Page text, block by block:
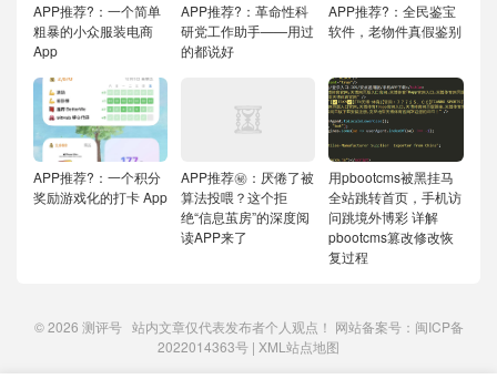
APP推荐?：一个简单
粗暴的小众服装电商
App
APP推荐?：革命性科
研党工作助手——用过
的都说好
APP推荐?：全民鉴宝
软件，老物件真假鉴别
APP推荐?：一个积分
奖励游戏化的打卡 App
APP推荐㊙️：厌倦了被
算法投喂？这个拒
绝“信息茧房”的深度阅
读APP来了
用pbootcms被黑挂马
全站跳转首页，手机访
问跳境外博彩详解
pbootcms篡改修改恢
复过程
© 2026 测评号站内文章仅代表发布者个人观点！ 网站备案号： 闽ICP备
2022014363号 | XML站点地图